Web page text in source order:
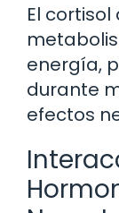
El
energía,
durante
efectos